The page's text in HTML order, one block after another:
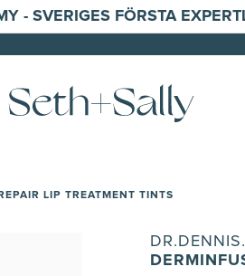
- SVERIGES FÖRSTA
LIP TREATMENT TINTS